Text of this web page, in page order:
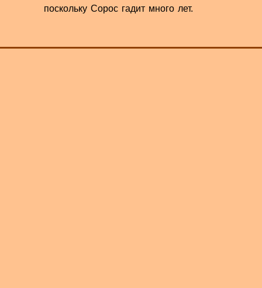
поскольку Сорос гадит много лет.